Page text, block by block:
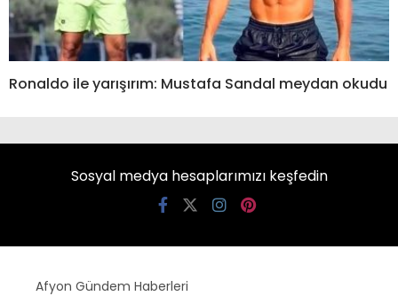
Ronaldo ile yarışırım: Mustafa Sandal meydan okudu
Sosyal medya hesaplarımızı keşfedin
Afyon Gündem Haberleri